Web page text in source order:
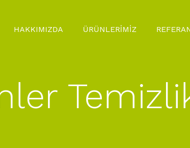
HAKKIMIZDA ÜRÜNLERİMİZ